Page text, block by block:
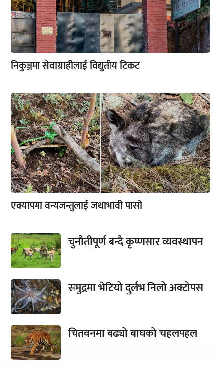
निकुञ्जमा सेवाग्राहीलाई विद्युतीय टिकट
एक्यापमा वन्यजन्तुलाई जथाभावी पासो
चुनौतीपूर्ण बन्दै कृष्णसार व्यवस्थापन
समुद्रमा भेटियो दुर्लभ निलो अक्टोपस
चितवनमा बढ्यो बाघको चहलपहल